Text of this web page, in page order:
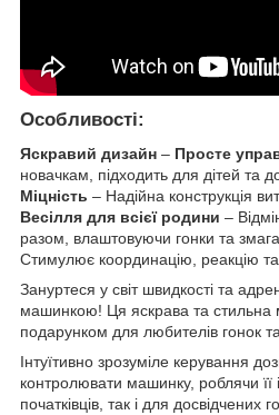
Особливості:
Яскравий дизайн – Просте
новачкам, підходить для дітей та
Міцність – Надійна конструкція
Весілля для всієї родини –
разом, влаштовуючи гонки та
Стимулює координацію, реакцію
Зануртеся у світ швидкості та
машинкою! Ця яскрава та стильна
подарунком для любителів гонок
Інтуїтивно зрозуміле керування
контролювати машинку, роблячи
початківців, так і для досвідчених